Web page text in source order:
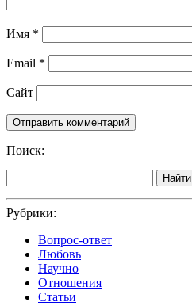
Имя *
Email *
Сайт
Поиск:
Найти
Рубрики:
Вопрос-ответ
Любовь
Научно
Отношения
Статьи